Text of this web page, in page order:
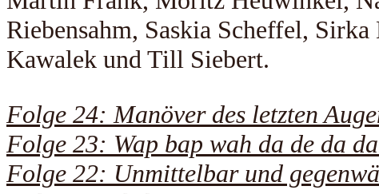
Riebensahm, Saskia Scheffel, Sirka
Kawalek und Till Siebert.
Folge 24: Manöver des letzten
Folge 23: Wap bap wah da de da
Folge 22: Unmittelbar und